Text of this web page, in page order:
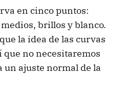
en cinco puntos:
brillos y blanco.
la idea de las curvas
que no necesitaremos
un ajuste normal de la